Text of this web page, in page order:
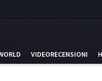
VIDEORECENSIONI